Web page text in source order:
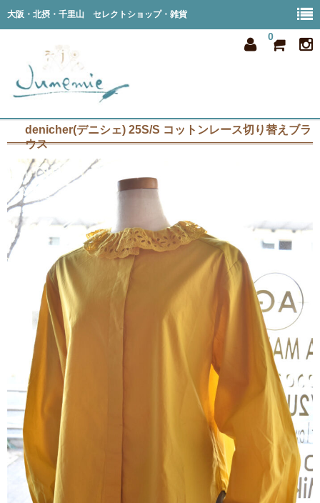
大阪・北摂・千里山 セレクトショップ・雑貨
0
home
all item
member
order
shop info
contact
denicher(デニシェ) 25S/S コットンレース切り替えブラ
ウス